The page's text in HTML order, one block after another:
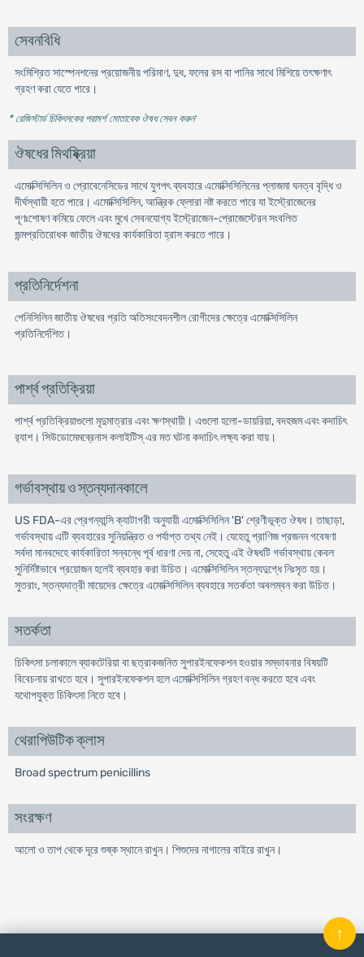
সেবনবিধি
সংমিশ্রিত সাস্পেনশনের প্রয়োজনীয় পরিমাণ, দুধ, ফলের রস বা পানির সাথে মিশিয়ে তৎক্ষণাৎ
গ্রহণ করা যেতে পারে।
* রেজিস্টার্ড চিকিৎসকের পরামর্শ মোতাবেক ঔষধ সেবন করুন'
ঔষধের মিথষ্ক্রিয়া
এমোক্সিসিলিন ও প্রোবেনেসিডের সাথে যুগপৎ ব্যবহারে এমোক্সিসিলিনের প্লাজমা ঘনত্ব বৃদ্ধি ও
দীর্ঘস্থায়ী হতে পারে। এমোক্সিসিলিন, আন্ত্রিক ফ্লোরা নষ্ট করতে পারে যা ইস্ট্রোজেনের
পূণঃশোষণ কমিয়ে ফেলে এবং মুখে সেবনযোগ্য ইস্ট্রোজেন-প্রোজেস্টেরন সংবলিত
জন্মপ্রতিরোধক জাতীয় ঔষধের কার্যকারিতা হ্রাস করতে পারে।
প্রতিনির্দেশনা
পেনিসিলিন জাতীয় ঔষধের প্রতি অতিসংবেদনশীল রোগীদের ক্ষেত্রে এমোক্সিসিলিন
প্রতিনির্দেশিত।
পার্শ্ব প্রতিক্রিয়া
পার্শ্ব প্রতিক্রিয়াগুলো মৃদুমাত্রার এবং ক্ষণস্থায়ী। এগুলো হলো-ডায়রিয়া, বদহজম এবং কদাচিৎ
র‌্যাশ। সিউডোমেমব্রেনাস কলাইটিস্ এর মত ঘটনা কদাচিৎ লক্ষ্য করা যায়।
গর্ভাবস্থায় ও স্তন্যদানকালে
US FDA-এর প্রেগন্যান্সি ক্যাটাগরী অনুযায়ী এমোক্সিসিলিন 'B' শ্রেণীভূক্ত ঔষধ। তাছাড়া,
গর্ভাবস্থায় এটি ব্যবহারের সুনিয়ন্ত্রিত ও পর্যাপ্ত তথ্য নেই। যেহেতু প্রাণিজ প্রজনন গবেষণা
সর্বদা মানবদেহে কার্যকারিতা সন্বন্ধে পূর্ব ধারণা দেয় না, সেহেতু এই ঔষধটি গর্ভাবস্থায় কেবল
সুনির্দিষ্টভাবে প্রয়োজন হলেই ব্যবহার করা উচিত। এমোক্সিসিলিন স্তন্যদুগ্ধে নিঃসৃত হয়।
সুতরাং, স্তন্যদাত্রী মায়েদের ক্ষেত্রে এমোক্সিসিলিন ব্যবহারে সতর্কতা অবলম্বন করা উচিত।
সতর্কতা
চিকিৎসা চলাকালে ব্যাকটেরিয়া বা ছত্রাকজনিত সুপারইনফেকশন হওয়ার সম্ভাবনার বিষয়টি
বিবেচনায় রাখতে হবে। সুপারইনফেকশন হলে এমোক্সিসিলিন গ্রহণ বন্ধ করতে হবে এবং
যথোপযুক্ত চিকিৎসা নিতে হবে।
থেরাপিউটিক ক্লাস
Broad spectrum penicillins
সংরক্ষণ
আলো ও তাপ থেকে দূরে শুষ্ক স্থানে রাখুন। শিশুদের নাগালের বাইরে রাখুন।
↑